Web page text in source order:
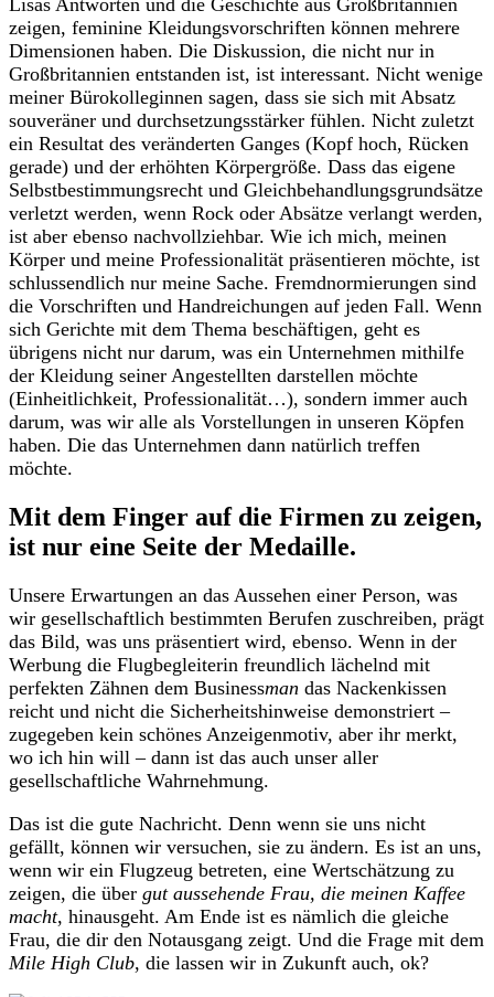
Lisas Antworten und die Geschichte aus Großbritannien
zeigen, feminine Kleidungsvorschriften können mehrere
Dimensionen haben. Die Diskussion, die nicht nur in
Großbritannien entstanden ist, ist interessant. Nicht wenige
meiner Bürokolleginnen sagen, dass sie sich mit Absatz
souveräner und durchsetzungsstärker fühlen. Nicht zuletzt
ein Resultat des veränderten Ganges (Kopf hoch, Rücken
gerade) und der erhöhten Körpergröße. Dass das eigene
Selbstbestimmungsrecht und Gleichbehandlungsgrundsätze
verletzt werden, wenn Rock oder Absätze verlangt werden,
ist aber ebenso nachvollziehbar. Wie ich mich, meinen
Körper und meine Professionalität präsentieren möchte, ist
schlussendlich nur meine Sache. Fremdnormierungen sind
die Vorschriften und Handreichungen auf jeden Fall. Wenn
sich Gerichte mit dem Thema beschäftigen, geht es
übrigens nicht nur darum, was ein Unternehmen mithilfe
der Kleidung seiner Angestellten darstellen möchte
(Einheitlichkeit, Professionalität…), sondern immer auch
darum, was wir alle als Vorstellungen in unseren Köpfen
haben. Die das Unternehmen dann natürlich treffen
möchte.
Mit dem Finger auf die Firmen zu zeigen,
ist nur eine Seite der Medaille.
Unsere Erwartungen an das Aussehen einer Person, was
wir gesellschaftlich bestimmten Berufen zuschreiben, prägt
das Bild, was uns präsentiert wird, ebenso. Wenn in der
Werbung die Flugbegleiterin freundlich lächelnd mit
perfekten Zähnen dem Businessman das Nackenkissen
reicht und nicht die Sicherheitshinweise demonstriert –
zugegeben kein schönes Anzeigenmotiv, aber ihr merkt,
wo ich hin will – dann ist das auch unser aller
gesellschaftliche Wahrnehmung.
Das ist die gute Nachricht. Denn wenn sie uns nicht
gefällt, können wir versuchen, sie zu ändern. Es ist an uns,
wenn wir ein Flugzeug betreten, eine Wertschätzung zu
zeigen, die über gut aussehende Frau, die meinen Kaffee
macht, hinausgeht. Am Ende ist es nämlich die gleiche
Frau, die dir den Notausgang zeigt. Und die Frage mit dem
Mile High Club, die lassen wir in Zukunft auch, ok?